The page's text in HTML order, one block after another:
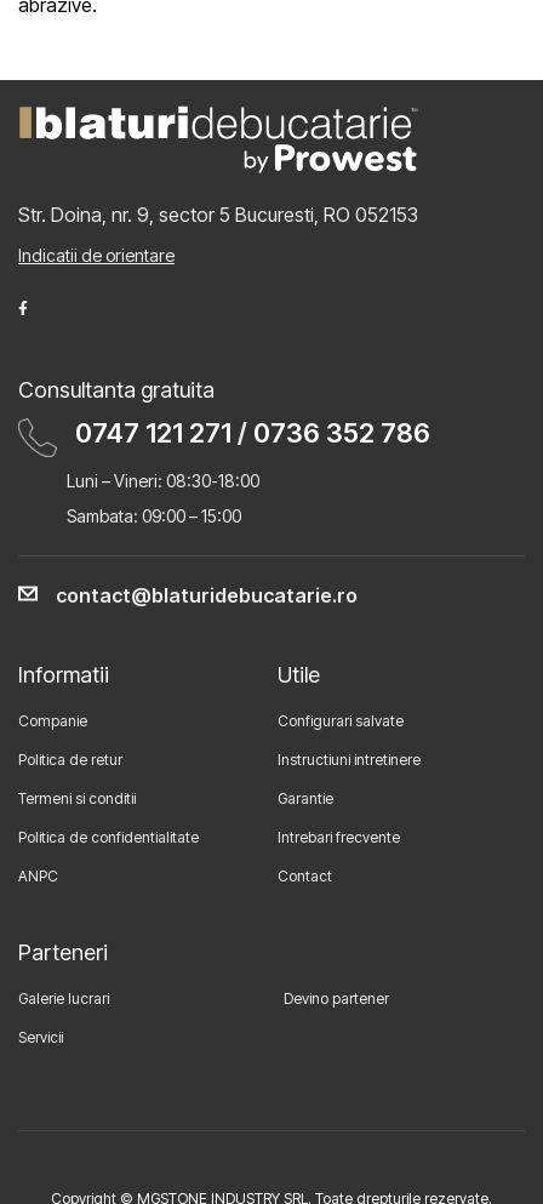
abrazive.
Str. Doina, nr. 9, sector 5 Bucuresti, RO 052153
Indicatii de orientare
Consultanta gratuita
0747 121 271 / 0736 352 786
Luni – Vineri: 08:30-18:00
Sambata: 09:00 – 15:00
contact@blaturidebucatarie.ro
Informatii
Companie
Politica de retur
Termeni si conditii
Politica de confidentialitate
ANPC
Utile
Configurari salvate
Instructiuni intretinere
Garantie
Intrebari frecvente
Contact
Parteneri
Galerie lucrari Devino partener
Servicii
Copyright © MGSTONE INDUSTRY SRL. Toate drepturile rezervate.